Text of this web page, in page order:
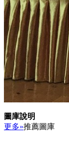
圖庫說明
更多»推薦圖庫